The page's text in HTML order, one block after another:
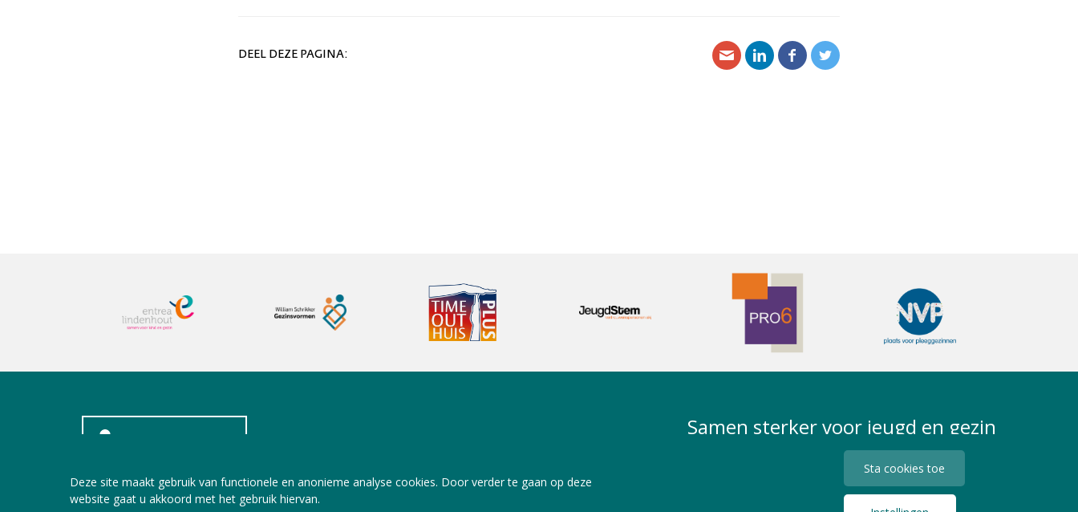
DEEL DEZE PAGINA:
Samen sterker voor jeugd en gezin
Deze site maakt gebruik van functionele en anonieme analyse cookies. Door verder te gaan op deze
website gaat u akkoord met het gebruik hiervan.
Sta cookies toe